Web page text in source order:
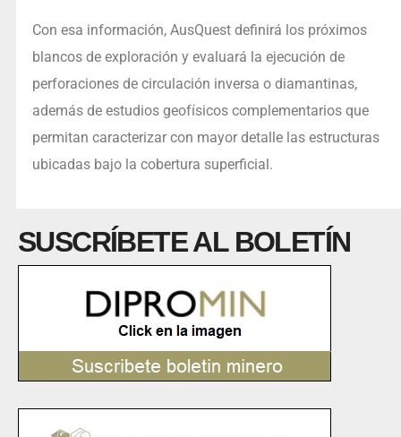
Con esa información, AusQuest definirá los próximos
blancos de exploración y evaluará la ejecución de
perforaciones de circulación inversa o diamantinas,
además de estudios geofísicos complementarios que
permitan caracterizar con mayor detalle las estructuras
ubicadas bajo la cobertura superficial.
SUSCRÍBETE AL BOLETÍN